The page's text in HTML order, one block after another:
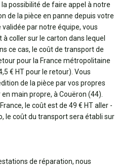
possibilité de faire appel à notre
de la pièce en panne depuis votre
par notre équipe, vous
coller sur le carton dans lequel
ce cas, le coût de transport de
pour la France métropolitaine
€ HT pour le retour). Vous
de la pièce par vos propres
main propre, à Couëron (44).
le coût est de 49 € HT aller -
le coût du transport sera établi sur
de réparation, nous